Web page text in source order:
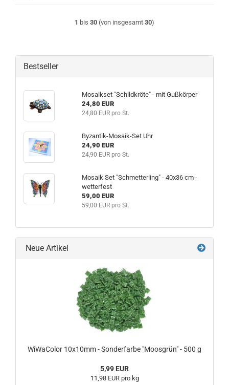
1 bis 30 (von insgesamt 30)
Bestseller
Mosaikset "Schildkröte" - mit Gußkörper
24,80 EUR
24,80 EUR pro St.
Byzantik-Mosaik-Set Uhr
24,90 EUR
24,90 EUR pro St.
Mosaik Set "Schmetterling" - 40x36 cm -
wetterfest
59,00 EUR
59,00 EUR pro St.
Neue Artikel
WiWaColor 10x10mm - Sonderfarbe "Moosgrün" - 500 g
5,99 EUR
11,98 EUR pro kg